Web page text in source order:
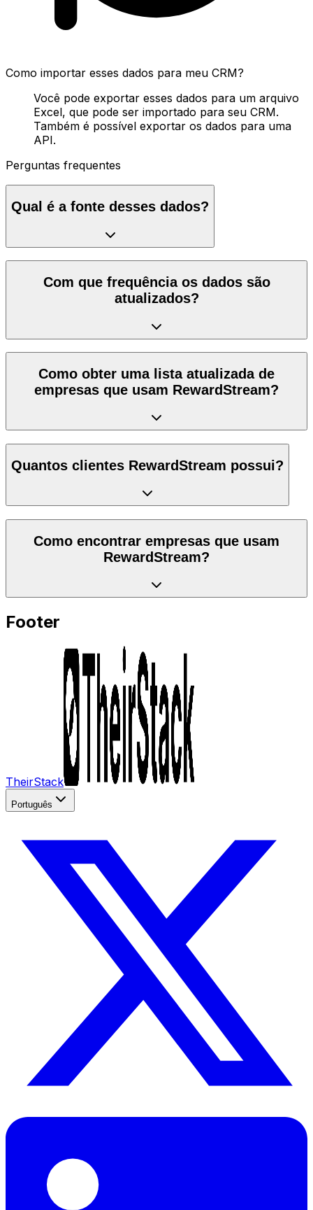
Como importar esses dados para meu CRM?
Você pode exportar esses dados para um arquivo
Excel, que pode ser importado para seu CRM.
Também é possível exportar os dados para uma
API.
Perguntas frequentes
Qual é a fonte desses dados?
Com que frequência os dados são
atualizados?
Como obter uma lista atualizada de
empresas que usam RewardStream?
Quantos clientes RewardStream possui?
Como encontrar empresas que usam
RewardStream?
Footer
TheirStack
Português